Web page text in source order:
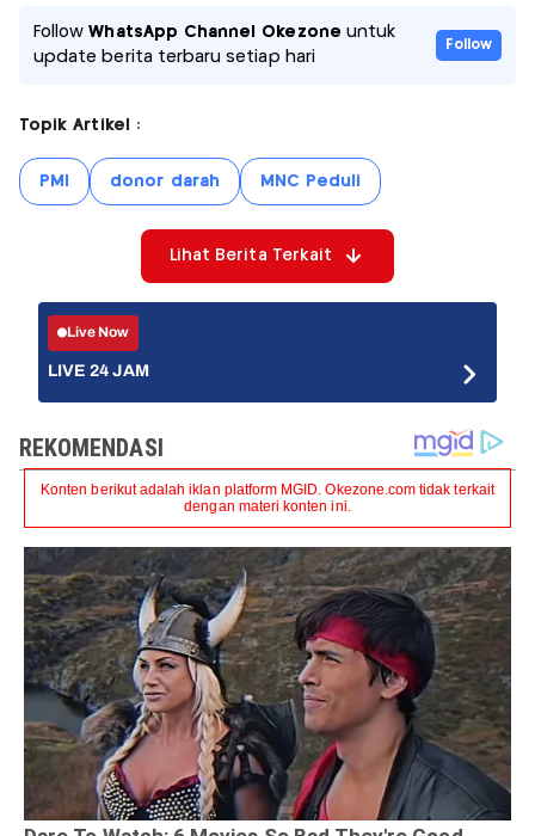
FollowWhatsApp Channel Okezone untuk
update berita terbaru setiap hari
Follow
Topik Artikel :
PMI donor darah MNC Peduli
Lihat Berita Terkait
Live Now
LIVE 24 JAM